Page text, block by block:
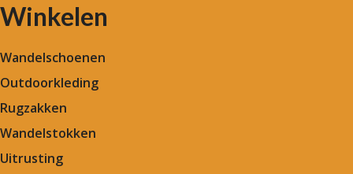
Winkelen
Wandelschoenen
Outdoorkleding
Rugzakken
Wandelstokken
Uitrusting